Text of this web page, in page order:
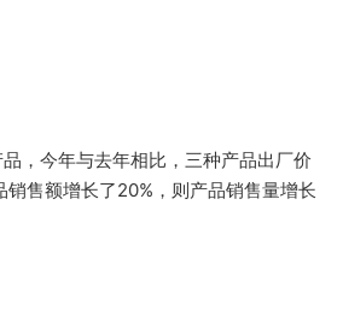
，今年与去年相比，三种产品出厂价
销售额增长了20%，则产品销售量增长